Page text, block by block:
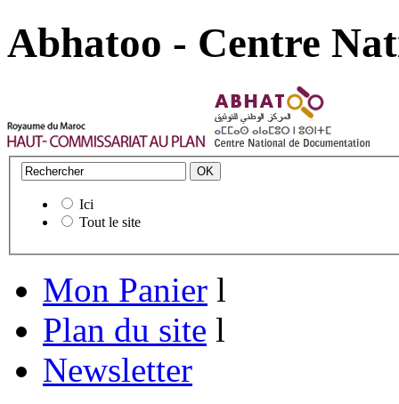
Abhatoo - Centre
Ici
Tout le site
Mon Panier l
Plan du site l
Newsletter